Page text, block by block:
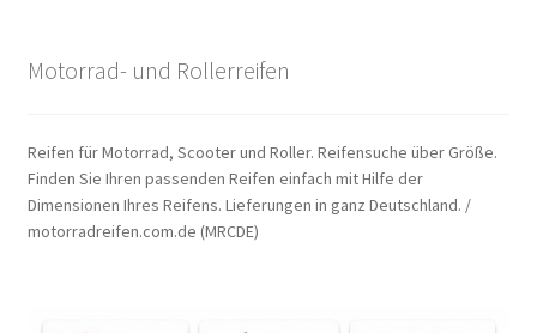
Motorrad- und Rollerreifen
Reifen für Motorrad, Scooter und Roller. Reifensuche über Größe.
Finden Sie Ihren passenden Reifen einfach mit Hilfe der
Dimensionen Ihres Reifens. Lieferungen in ganz Deutschland. /
motorradreifen.com.de (MRCDE)